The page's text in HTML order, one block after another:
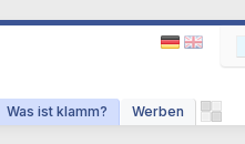
Was ist klamm? Werben